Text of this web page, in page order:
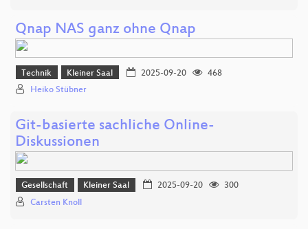
Qnap NAS ganz ohne Qnap
Technik Kleiner Saal 2025-09-20
468
Heiko Stübner
Git-basierte sachliche Online-
Diskussionen
Gesellschaft Kleiner Saal 2025-09-20
300
Carsten Knoll